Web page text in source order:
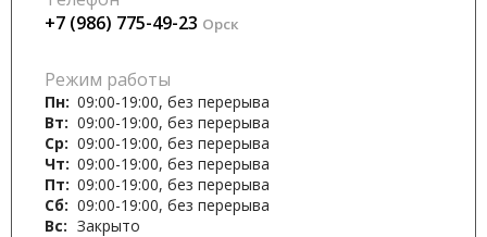
+7 (986) 775-49-23 Орск
Режим работы
Пн: 09:00-19:00, без перерыва
Вт: 09:00-19:00, без перерыва
Ср: 09:00-19:00, без перерыва
Чт: 09:00-19:00, без перерыва
Пт: 09:00-19:00, без перерыва
Сб: 09:00-19:00, без перерыва
Вс: Закрыто